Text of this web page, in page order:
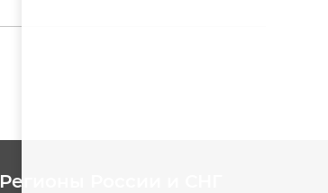
Регионы России и СНГ